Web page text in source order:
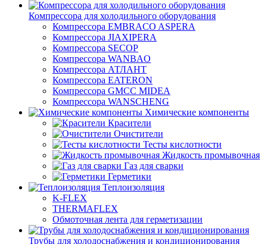
Компрессора для холодильного оборудования
Компрессора EMBRACO ASPERA
Компрессора JIAXIPERA
Компрессора SECOP
Компрессора WANBAO
Компрессора АТЛАНТ
Компрессора EATERON
Компрессора GMCC MIDEA
Компрессора WANSCHENG
Химические компоненты
Красители
Очистители
Тесты кислотности
Жидкость промывочная
Газ для сварки
Герметики
Теплоизоляция
K-FLEX
THERMAFLEX
Обмоточная лента для герметизации
Трубы для холодоснабжения и кондиционирования